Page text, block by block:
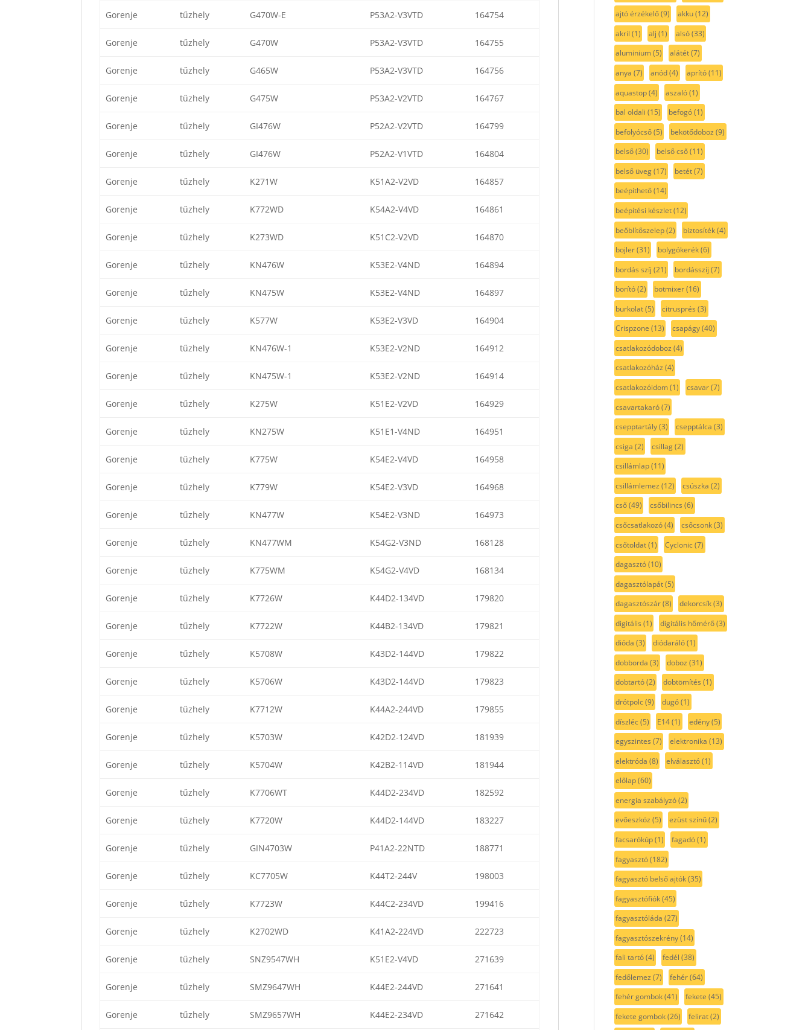
Gorenje tűzhely G470W-E P53A2-V3VTD 164754
Gorenje tűzhely G470W P53A2-V3VTD 164755
Gorenje tűzhely G465W P53A2-V3VTD 164756
Gorenje tűzhely G475W P53A2-V2VTD 164767
Gorenje tűzhely GI476W P52A2-V2VTD 164799
Gorenje tűzhely GI476W P52A2-V1VTD 164804
Gorenje tűzhely K271W K51A2-V2VD 164857
Gorenje tűzhely K772WD K54A2-V4VD 164861
Gorenje tűzhely K273WD K51C2-V2VD 164870
Gorenje tűzhely KN476W K53E2-V4ND 164894
Gorenje tűzhely KN475W K53E2-V4ND 164897
Gorenje tűzhely K577W K53E2-V3VD 164904
Gorenje tűzhely KN476W-1 K53E2-V2ND 164912
Gorenje tűzhely KN475W-1 K53E2-V2ND 164914
Gorenje tűzhely K275W K51E2-V2VD 164929
Gorenje tűzhely KN275W K51E1-V4ND 164951
Gorenje tűzhely K775W K54E2-V4VD 164958
Gorenje tűzhely K779W K54E2-V3VD 164968
Gorenje tűzhely KN477W K54E2-V3ND 164973
Gorenje tűzhely KN477WM K54G2-V3ND 168128
Gorenje tűzhely K775WM K54G2-V4VD 168134
Gorenje tűzhely K7726W K44D2-134VD 179820
Gorenje tűzhely K7722W K44B2-134VD 179821
Gorenje tűzhely K5708W K43D2-144VD 179822
Gorenje tűzhely K5706W K43D2-144VD 179823
Gorenje tűzhely K7712W K44A2-244VD 179855
Gorenje tűzhely K5703W K42D2-124VD 181939
Gorenje tűzhely K5704W K42B2-114VD 181944
Gorenje tűzhely K7706WT K44D2-234VD 182592
Gorenje tűzhely K7720W K44D2-144VD 183227
Gorenje tűzhely GIN4703W P41A2-22NTD 188771
Gorenje tűzhely KC7705W K44T2-244V 198003
Gorenje tűzhely K7723W K44C2-234VD 199416
Gorenje tűzhely K2702WD K41A2-224VD 222723
Gorenje tűzhely SNZ9547WH K51E2-V4VD 271639
Gorenje tűzhely SMZ9647WH K44E2-244VD 271641
Gorenje tűzhely SMZ9657WH K44E2-234VD 271642
ajtó érzékelő(9) akku(12)
akril (1) alj (1) alsó(33)
aluminium(5) alátét(7)
anya (7) anód(4) aprító(11)
aquastop(4) aszaló(1)
bal oldali (15) befogó(1)
befolyócső(5) bekötődoboz (9)
belső(30) belső cső(11)
belső üveg(17) betét(7)
beépíthető(14)
beépítési készlet(12)
beőblítőszelep(2) biztosíték(4)
bojler(31) bolygókerék(6)
bordás szíj (21) bordásszíj (7)
borító(2) botmixer(16)
burkolat(5) citrusprés (3)
Crispzone (13) csapágy(40)
csatlakozódoboz (4)
csatlakozóház (4)
csatlakozóidom(1) csavar(7)
csavartakaró(7)
csepptartály(3) csepptálca (3)
csiga (2) csillag(2)
csillámlap(11)
csillámlemez (12) csúszka (2)
cső(49) csőbilincs (6)
csőcsatlakozó(4) csőcsonk(3)
csőtoldat(1) Cyclonic(7)
dagasztó(10)
dagasztólapát(5)
dagasztószár(8) dekorcsík(3)
digitális (1) digitális hőmérő(3)
dióda (3) diódaráló(1)
dobborda (3) doboz (31)
dobtartó(2) dobtömítés (1)
drótpolc(9) dugó(1)
díszléc(5) E14(1) edény(5)
egyszintes (7) elektronika (13)
elektróda (8) elválasztó(1)
előlap(60)
energia szabályzó(2)
evőeszköz (5) ezüst színű(2)
facsarókúp(1) fagadó(1)
fagyasztó(182)
fagyasztó belső ajtók(35)
fagyasztófiók(45)
fagyasztóláda (27)
fagyasztószekrény(14)
fali tartó(4) fedél (38)
fedőlemez (7) fehér(64)
fehér gombok(41) fekete (45)
fekete gombok(26) felirat(2)